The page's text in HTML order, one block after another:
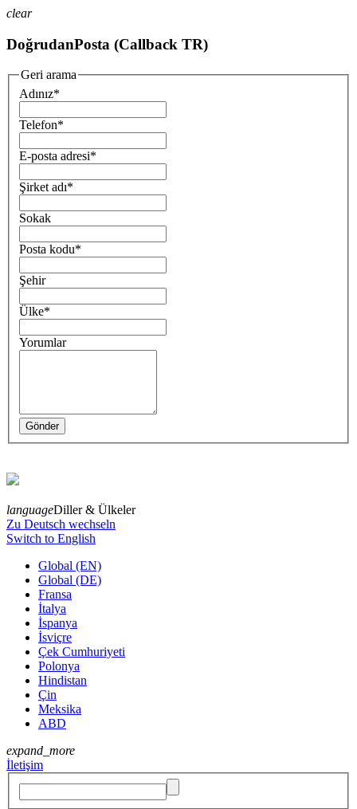
clear
DoğrudanPosta (Callback TR)
Geri arama
Adınız*
Telefon*
E-posta adresi*
Şirket adı*
Sokak
Posta kodu*
Şehir
Ülke*
Yorumlar
languageDiller & Ülkeler
Zu Deutsch wechseln
Switch to English
Global (EN)
Global (DE)
Fransa
İtalya
İspanya
İsviçre
Çek Cumhuriyeti
Polonya
Hindistan
Çin
Meksika
ABD
expand_more
İletişim